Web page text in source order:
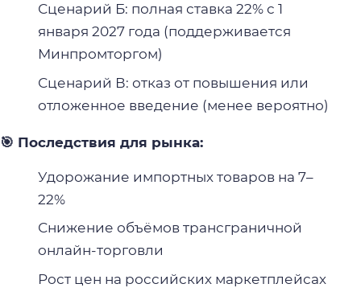
Сценарий Б: полная ставка 22% с 1
января 2027 года (поддерживается
Минпромторгом)
Сценарий В: отказ от повышения или
отложенное введение (менее вероятно)
🎯 Последствия для рынка:
Удорожание импортных товаров на 7–
22%
Снижение объёмов трансграничной
онлайн-торговли
Рост цен на российских маркетплейсах